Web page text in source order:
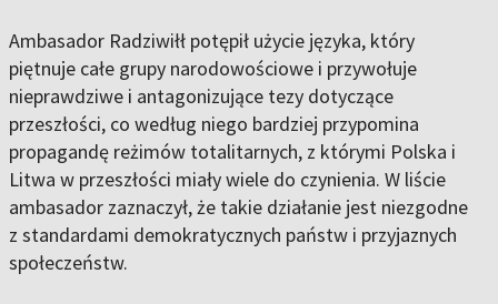
Ambasador Radziwiłł potępił użycie języka, który
piętnuje całe grupy narodowościowe i przywołuje
nieprawdziwe i antagonizujące tezy dotyczące
przeszłości, co według niego bardziej przypomina
propagandę reżimów totalitarnych, z którymi Polska i
Litwa w przeszłości miały wiele do czynienia. W liście
ambasador zaznaczył, że takie działanie jest niezgodne
z standardami demokratycznych państw i przyjaznych
społeczeństw.